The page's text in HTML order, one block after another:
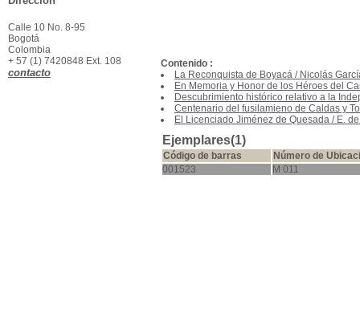
Contenido :
La Reconquista de Boyacá / Nicolás
En Memoria y Honor de los Héroes del
Descubrimiento histórico relativo a la
Centenario del fusilamieno de Caldas y
El Licenciado Jiménez de Quesada / E.
Ejemplares(1)
Código de barras
Número de
001523
M 011
Calle 10 No. 8-95
Bogotá
Colombia
+ 57 (1) 7420848 Ext. 108
contacto